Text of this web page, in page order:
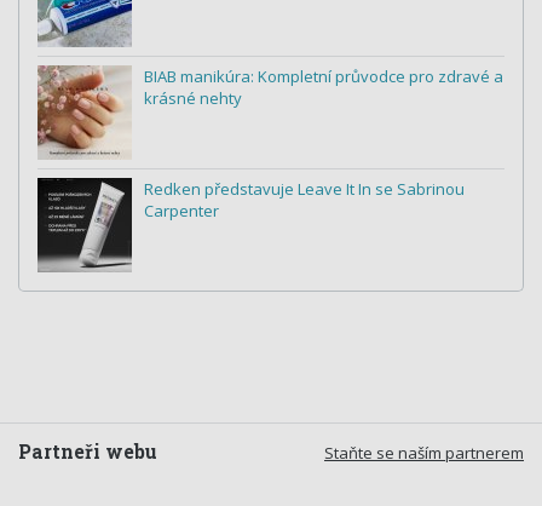
BIAB manikúra: Kompletní průvodce pro zdravé a
krásné nehty
Redken představuje Leave It In se Sabrinou
Carpenter
Staňte se naším partnerem
Partneři webu